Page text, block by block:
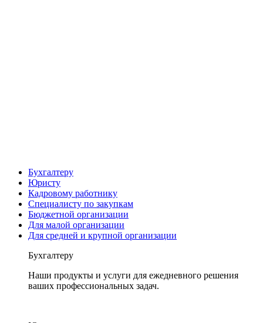
Бухгалтеру
Юристу
Кадровому работнику
Специалисту по закупкам
Бюджетной организации
Для малой организации
Для средней и крупной организации
Бухгалтеру
Наши продукты и услуги для ежедневного решения
ваших профессиональных задач.